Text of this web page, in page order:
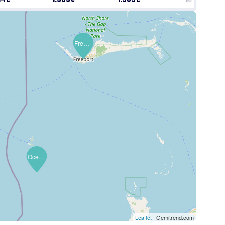
Ocean Cay (MSC Adası)
Freeport
Leaflet | Gemitrend.com